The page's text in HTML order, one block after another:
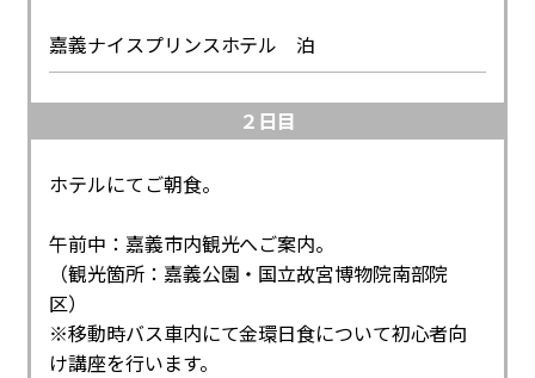
嘉義ナイスプリンスホテル 泊
２日目
ホテルにてご朝食。
午前中：嘉義市内観光へご案内。
（観光箇所：嘉義公園・国立故宮博物院南部院
区）
※移動時バス車内にて金環日食について初心者向
け講座を行います。